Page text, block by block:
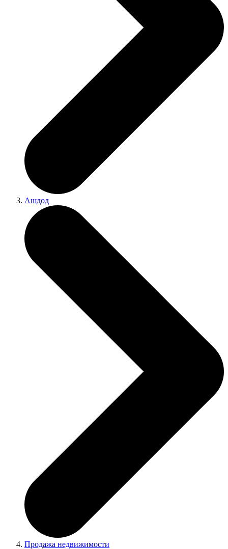
Ашдод
Продажа недвижимости